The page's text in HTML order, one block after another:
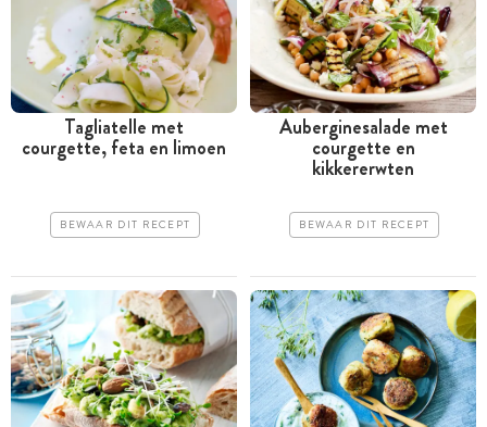
Tagliatelle met
courgette, feta en limoen
BEWAAR DIT RECEPT
Auberginesalade met
courgette en
kikkererwten
BEWAAR DIT RECEPT